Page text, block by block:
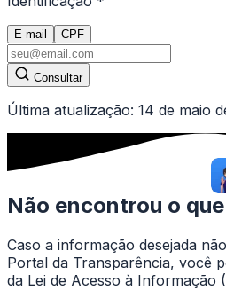
E-mail CPF
Consultar
Última atualização: 14 de maio
Não encontrou o
Caso a informação desejada
Portal da Transparência, você
da Lei de Acesso à Informação